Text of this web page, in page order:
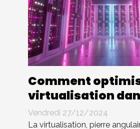
Comment
virtualisation
entreprises
Vendredi 27/12/2024
La virtualisation, pierre